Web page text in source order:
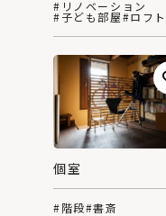
#リノベーション
#子ども部屋#ロフト
個室
#階段#書斎